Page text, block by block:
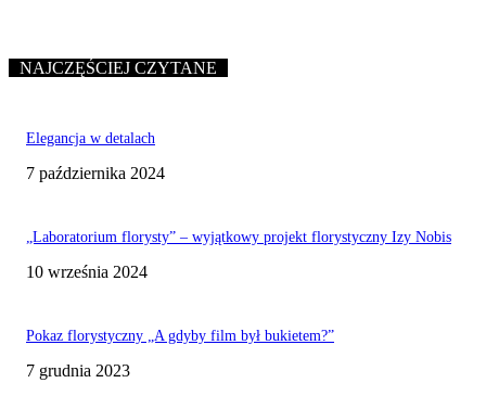
NAJCZĘŚCIEJ CZYTANE
Elegancja w detalach
7 października 2024
„Laboratorium florysty” – wyjątkowy projekt florystyczny Izy Nobis
10 września 2024
Pokaz florystyczny „A gdyby film był bukietem?”
7 grudnia 2023